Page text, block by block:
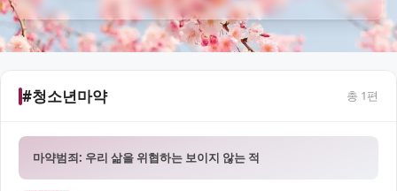
#청소년마약 총 1편
마약범죄: 우리 삶을 위협하는 보이지 않는 적